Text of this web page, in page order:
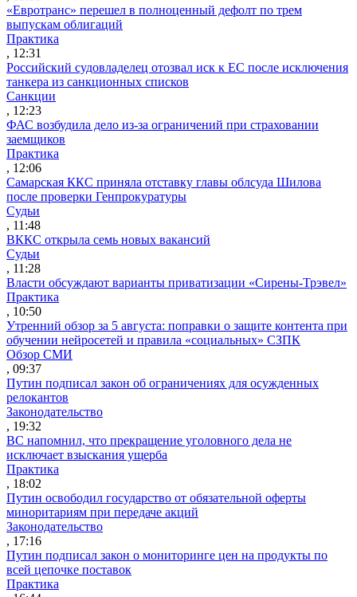
«Евротранс» перешел в полноценный дефолт по трем
выпускам облигаций
Практика
, 12:31
Российский судовладелец отозвал иск к ЕС после исключения
танкера из санкционных списков
Санкции
, 12:23
ФАС возбудила дело из-за ограничений при страховании
заемщиков
Практика
, 12:06
Самарская ККС приняла отставку главы облсуда Шилова
после проверки Генпрокуратуры
Судьи
, 11:48
ВККС открыла семь новых вакансий
Судьи
, 11:28
Власти обсуждают варианты приватизации «Сирены-Трэвел»
Практика
, 10:50
Утренний обзор за 5 августа: поправки о защите контента при
обучении нейросетей и правила «социальных» СЗПК
Обзор СМИ
, 09:37
Путин подписал закон об ограничениях для осужденных
релокантов
Законодательство
, 19:32
ВС напомнил, что прекращение уголовного дела не
исключает взыскания ущерба
Практика
, 18:02
Путин освободил государство от обязательной оферты
миноритариям при передаче акций
Законодательство
, 17:16
Путин подписал закон о мониторинге цен на продукты по
всей цепочке поставок
Практика